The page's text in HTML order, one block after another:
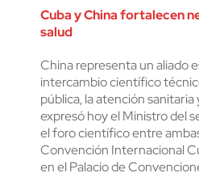
Cuba y China fortalecen
salud
China representa un aliado
intercambio científico
pública, la atención
expresó hoy el Ministro del
el foro científico entre
Convención Internacional
en el Palacio de